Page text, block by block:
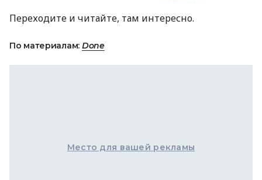
Переходите и читайте, там интересно.
По материалам: Done
Место для вашей рекламы